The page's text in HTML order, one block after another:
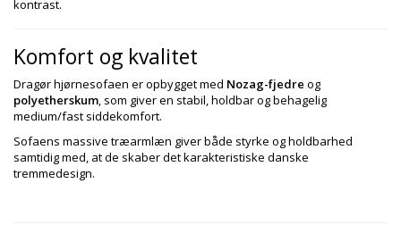
kontrast.
Komfort og kvalitet
Dragør hjørnesofaen er opbygget med Nozag-fjedre og
polyetherskum, som giver en stabil, holdbar og behagelig
medium/fast siddekomfort.
Sofaens massive træarmlæn giver både styrke og holdbarhed
samtidig med, at de skaber det karakteristiske danske
tremmedesign.